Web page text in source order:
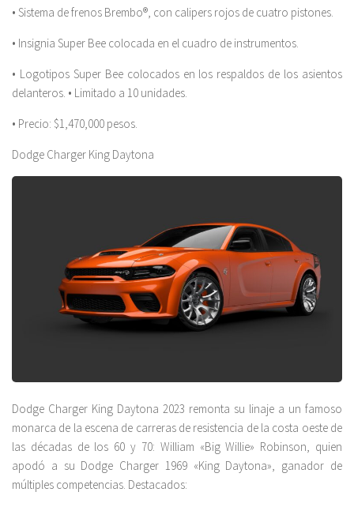
• Sistema de frenos Brembo®, con calipers rojos de cuatro pistones.
• Insignia Super Bee colocada en el cuadro de instrumentos.
• Logotipos Super Bee colocados en los respaldos de los asientos
delanteros. • Limitado a 10 unidades.
• Precio: $1,470,000 pesos.
Dodge Charger King Daytona
Dodge Charger King Daytona 2023 remonta su linaje a un famoso
monarca de la escena de carreras de resistencia de la costa oeste de
las décadas de los 60 y 70: William «Big Willie» Robinson, quien
apodó a su Dodge Charger 1969 «King Daytona», ganador de
múltiples competencias. Destacados: